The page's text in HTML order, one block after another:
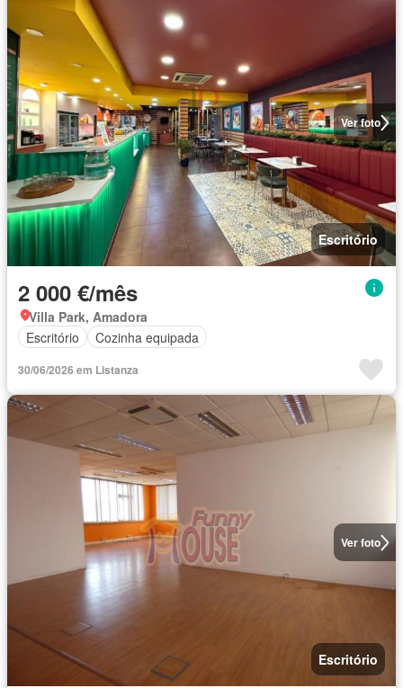
Ver foto
Escritório
2 000 €/mês
Villa Park, Amadora
Escritório
Cozinha equipada
30/06/2026 em Listanza
Ver foto
Escritório